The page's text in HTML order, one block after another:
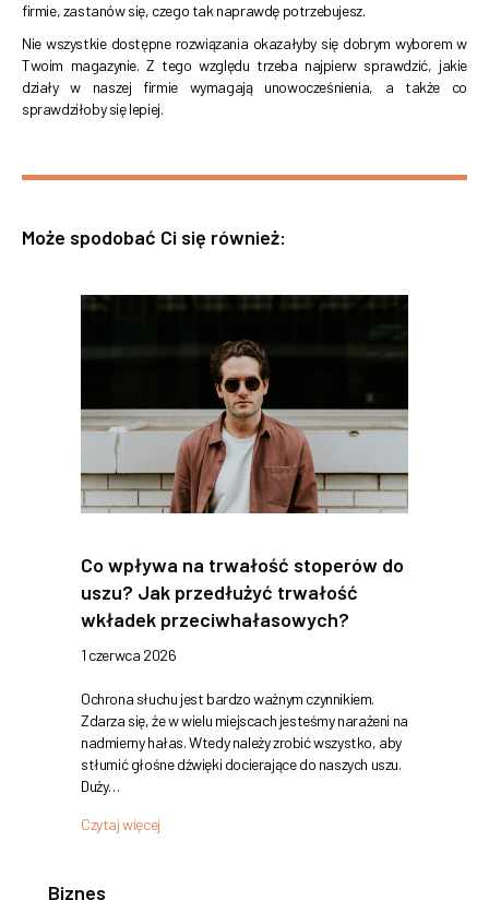
firmie, zastanów się, czego tak naprawdę potrzebujesz.
Nie wszystkie dostępne rozwiązania okazałyby się dobrym wyborem w
Twoim magazynie. Z tego względu trzeba najpierw sprawdzić, jakie
działy w naszej firmie wymagają unowocześnienia, a także co
sprawdziłoby się lepiej.
Może spodobać Ci się również:
Co wpływa na trwałość stoperów do
uszu? Jak przedłużyć trwałość
wkładek przeciwhałasowych?
1 czerwca 2026
Ochrona słuchu jest bardzo ważnym czynnikiem.
Zdarza się, że w wielu miejscach jesteśmy narażeni na
nadmierny hałas. Wtedy należy zrobić wszystko, aby
stłumić głośne dźwięki docierające do naszych uszu.
Duży…
Czytaj więcej
Biznes